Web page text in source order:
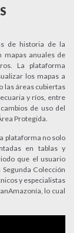
de historia de la
mapas anuales de
La plataforma
los mapas a
las áreas cubiertas
y ríos, entre
de uso del
Protegida.
plataforma no solo
en tablas y
que el usuario
Colección
y especialistas
lo cual